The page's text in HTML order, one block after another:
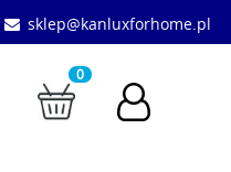
sklep@kanluxforhome.pl
0